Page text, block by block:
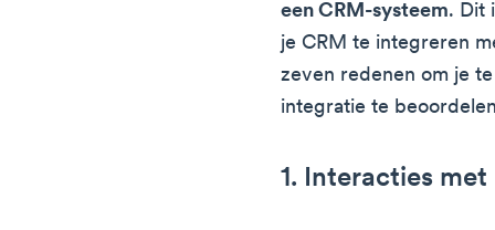
een CRM-systeem. Dit
je CRM te integreren
zeven redenen om je
integratie te
1. Interacties